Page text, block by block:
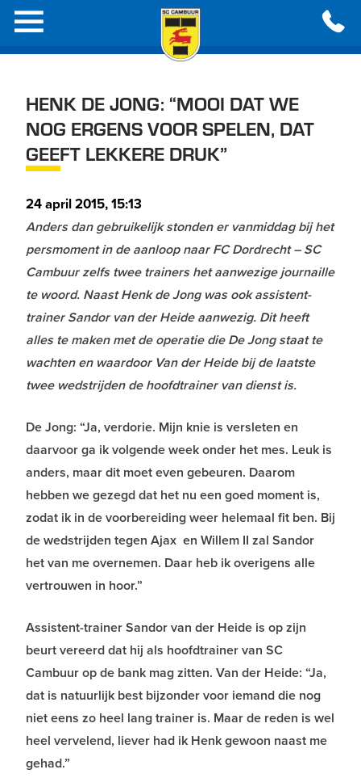
HENK DE JONG: “MOOI DAT WE
NOG ERGENS VOOR SPELEN, DAT
GEEFT LEKKERE DRUK”
24 april 2015, 15:13
Anders dan gebruikelijk stonden er vanmiddag bij het
persmoment in de aanloop naar FC Dordrecht – SC
Cambuur zelfs twee trainers het aanwezige journaille
te woord. Naast Henk de Jong was ook assistent-
trainer Sandor van der Heide aanwezig. Dit heeft
alles te maken met de operatie die De Jong staat te
wachten en waardoor Van der Heide bij de laatste
twee wedstrijden de hoofdtrainer van dienst is.
De Jong: “Ja, verdorie. Mijn knie is versleten en
daarvoor ga ik volgende week onder het mes. Leuk is
anders, maar dit moet even gebeuren. Daarom
hebben we gezegd dat het nu een goed moment is,
zodat ik in de voorbereiding weer helemaal fit ben. Bij
de wedstrijden tegen Ajax en Willem II zal Sandor
het van me overnemen. Daar heb ik overigens alle
vertrouwen in hoor.”
Assistent-trainer Sandor van der Heide is op zijn
beurt vereerd dat hij als hoofdtrainer van SC
Cambuur op de bank mag zitten. Van der Heide: “Ja,
dat is natuurlijk best bijzonder voor iemand die nog
niet eens zo heel lang trainer is. Maar de reden is wel
heel vervelend, liever had ik Henk gewoon naast me
gehad.”